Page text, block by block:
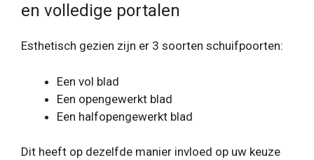
en volledige portalen
Esthetisch gezien zijn er 3 soorten schuifpoorten:
Een vol blad
Een opengewerkt blad
Een halfopengewerkt blad
Dit heeft op dezelfde manier invloed op uw keuze